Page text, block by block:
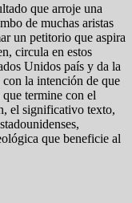
que arroje una
de muchas aristas
un petitorio que aspira
circula en estos
Unidos país y da la
la intención de que
termine con el
el significativo texto,
que beneficie al